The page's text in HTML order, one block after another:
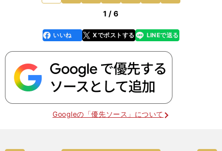
1 / 6
faceboo
k
いいね Xでポストする
line LINEで送る
Googleの「優先ソース」について